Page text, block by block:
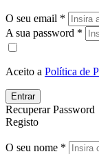
O seu email *
A sua password *
Aceito a Política de
Entrar
Recuperar Password
Registo
O seu nome *